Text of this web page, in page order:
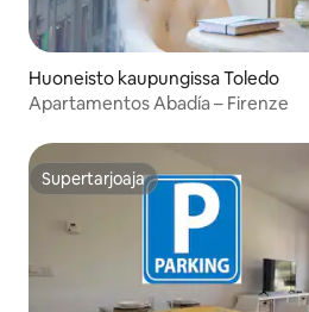
Huoneisto kaupungissa Toledo
Apartamentos Abadía – Firenze
Supertarjoaja
Supertarjoaja